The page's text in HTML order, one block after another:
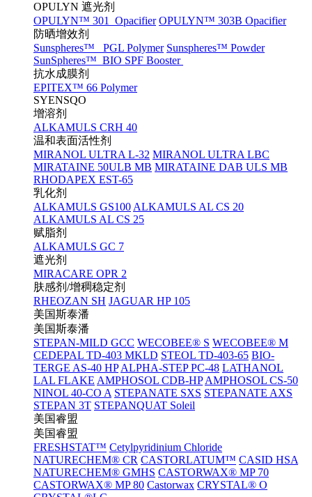
OPULYN 遮光剂
OPULYN™ 301 Opacifier OPULYN™ 303B Opacifier
防晒增效剂
Sunspheres™ PGL Polymer Sunspheres™ Powder
SunSpheres™ BIO SPF Booster
抗水成膜剂
EPITEX™ 66 Polymer
SYENSQO
增溶剂
ALKAMULS CRH 40
温和表面活性剂
MIRANOL ULTRA L-32 MIRANOL ULTRA LBC
MIRATAINE 50ULB MB MIRATAINE DAB ULS MB
RHODAPEX EST-65
乳化剂
ALKAMULS GS100 ALKAMULS AL CS 20
ALKAMULS AL CS 25
赋脂剂
ALKAMULS GC 7
遮光剂
MIRACARE OPR 2
肤感剂/增稠稳定剂
RHEOZAN SH JAGUAR HP 105
美国斯泰潘
美国斯泰潘
STEPAN-MILD GCC WECOBEE® S WECOBEE® M
CEDEPAL TD-403 MKLD STEOL TD-403-65 BIO-
TERGE AS-40 HP ALPHA-STEP PC-48 LATHANOL
LAL FLAKE AMPHOSOL CDB-HP AMPHOSOL CS-50
NINOL 40-CO A STEPANATE SXS STEPANATE AXS
STEPAN 3T STEPANQUAT Soleil
美国睿盟
美国睿盟
FRESHSTAT™ Cetylpyridinium Chloride
NATURECHEM® CR CASTORLATUM™ CASID HSA
NATURECHEM® GMHS CASTORWAX® MP 70
CASTORWAX® MP 80 Castorwax CRYSTAL® O